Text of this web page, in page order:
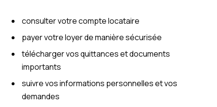
consulter votre compte locataire
payer votre loyer de manière sécurisée
télécharger vos quittances et documents
importants
suivre vos informations personnelles et vos
demandes